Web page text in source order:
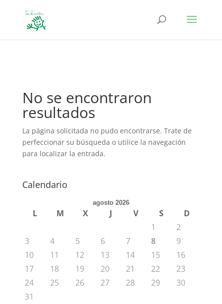
No se encontraron
resultados
La página solicitada no pudo encontrarse. Trate de
perfeccionar su búsqueda o utilice la navegación
para localizar la entrada.
Calendario
agosto 2026
L M X J V S
D
1
2
3
4 5 6 7 8
9
10
11 12 13 14 15
16
17
18 19 20 21 22
23
24
25 26 27 28 29
30
31